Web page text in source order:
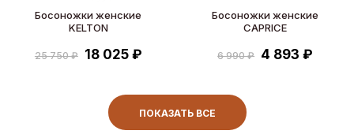
Босоножки женские
KELTON
25 750 ₽ 18 025 ₽
Босоножки женские
CAPRICE
6 990 ₽ 4 893 ₽
ПОКАЗАТЬ ВСЕ